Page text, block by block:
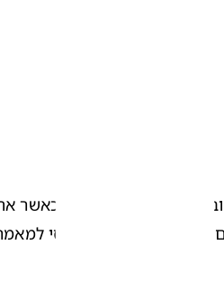
להיכנס לרחם שלך.
ההריון. תוכלי לדעת
אם אינך בטוחה.  היכנסי